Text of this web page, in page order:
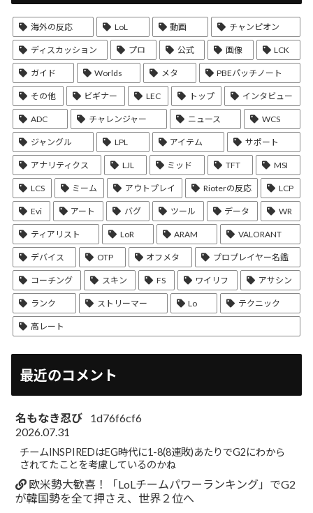
海外の反応 LoL 動画 チャンピオン
ディスカッション プロ 公式 画像 LCK
ガイド Worlds メタ PBEパッチノート
その他 ビギナー LEC トップ インタビュー
ADC チャレンジャー ニュース WCS
ジャングル LPL アイテム サポート
アナリティクス LJL ミッド TFT MSI
LCS ミーム アウトプレイ Rioterの反応 LCP
Evi アート バグ ツール データ WR
ティアリスト LoR ARAM VALORANT
デバイス OTP オフメタ プロプレイヤー名鑑
コーチング スキン FS ワイリフ アサシン
ランク ストリーマー Lo テクニック
高レート
最近のコメント
名もなき忍び
1d76f6cf6
2026.07.31
チームINSPIREDはEG時代に1-8(8連敗)あたりでG2にわから
されてたことを考慮しているのかね
欧米勢大歓喜！「LoLチームパワーランキング」でG2
が韓国勢を全て押さえ、世界２位へ